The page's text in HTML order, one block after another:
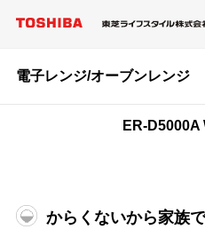
電子レンジ/オーブンレンジ
ER-D5000A
からくないから家族